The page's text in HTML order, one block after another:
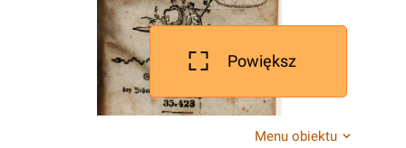
Powiększ
Menu obiektu